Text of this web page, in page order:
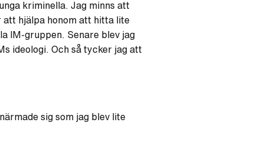
kriminella. Jag minns att
att hjälpa honom att hitta lite
IM-gruppen. Senare blev jag
ideologi. Och så tycker jag att
sig som jag blev lite